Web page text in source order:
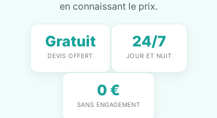
en connaissant le prix.
Gratuit
DEVIS OFFERT
24/7
JOUR ET NUIT
0 €
SANS ENGAGEMENT